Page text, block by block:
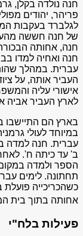
לגלברד בעקבות
של חנה חששה
חנה, אחותה
חנה ואחיה למדו
עברית. במהלך
העביר אותה, על
לארץ העביר אביה
בארץ הם התיישבו
במיוחד לעולי
עברית. חנה למדה
ב' עד כיתה ח'.
הספר ולמדה
תחתונה. לימים
כשהכריכייה
אחותה בתוך בית
פעילות בלח"י